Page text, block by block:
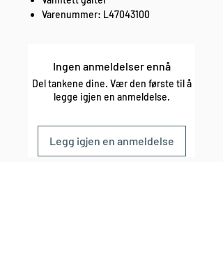
Varenummer: L47043100
Ingen anmeldelser ennå
Del tankene dine. Vær den første til å
legge igjen en anmeldelse.
Legg igjen en anmeldelse